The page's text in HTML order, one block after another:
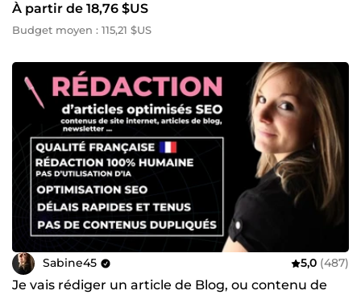
À partir de 18,76 $US
Budget moyen : 115,21 $US
Sabine45 5,0 (487)
Je vais rédiger un article de Blog, ou contenu de